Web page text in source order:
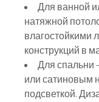
Для ванной
натяжной
влагостойкими
конструкций в
Для спальни
или сатиновым
подсветкой.